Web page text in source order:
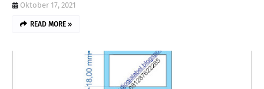
Oktober 17, 2021
READ MORE »